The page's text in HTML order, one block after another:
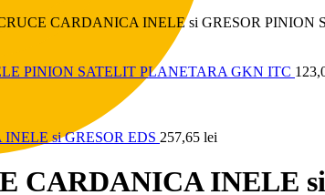
CARDANICA INELE si GRESOR
PINION SATELIT PLANETARA GKN ITC
si GRESOR EDS 257,65 lei
CARDANICA INELE